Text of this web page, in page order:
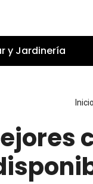
y Jardinería
Inicio